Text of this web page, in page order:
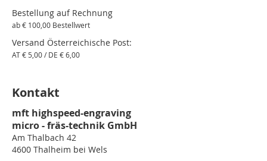
Bestellung auf Rechnung
ab € 100,00 Bestellwert
Versand Österreichische Post:
AT € 5,00 / DE € 6,00
Kontakt
mft highspeed-engraving
micro - fräs-technik GmbH
Am Thalbach 42
4600 Thalheim bei Wels